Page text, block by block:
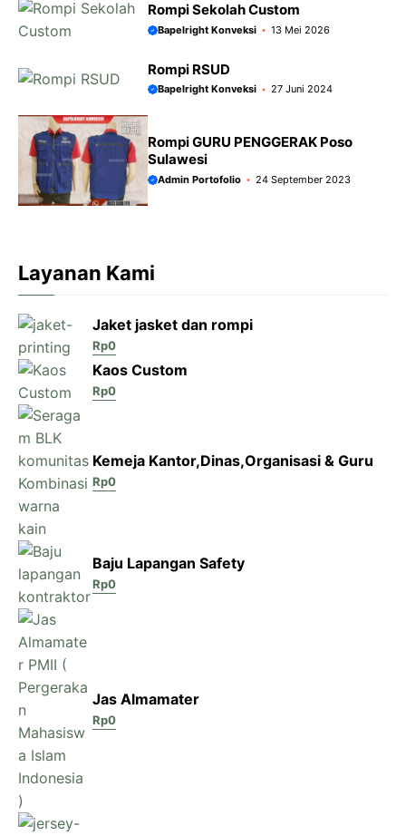
Rompi Sekolah Custom
Bapelright Konveksi 13 Mei 2026
Rompi RSUD
Bapelright Konveksi 27 Juni 2024
Rompi GURU PENGGERAK Poso
Sulawesi
Admin Portofolio 24 September 2023
Layanan Kami
Jaket jasket dan rompi
Rp0
Kaos Custom
Rp0
Kemeja Kantor,Dinas,Organisasi & Guru
Rp0
Baju Lapangan Safety
Rp0
Jas Almamater
Rp0